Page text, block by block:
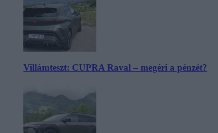
Villámteszt: CUPRA Raval – megéri a pénzét?